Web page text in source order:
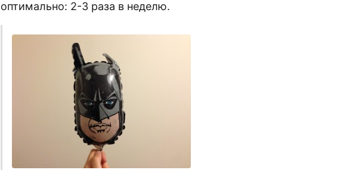
оптимально: 2-3 раза в неделю.